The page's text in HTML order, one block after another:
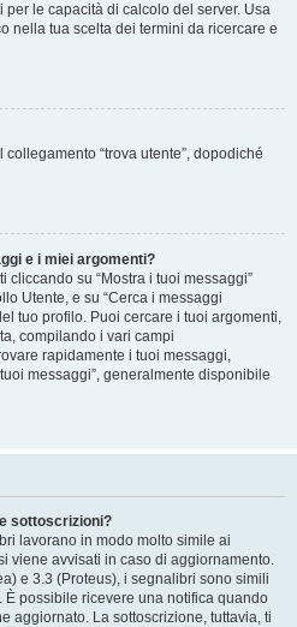
per le capacità di calcolo del server. Usa
nella tua scelta dei termini da ricercare e
“trova utente”, dopodiché
e i miei argomenti?
cliccando su “Mostra i tuoi messaggi”
Utente, e su “Cerca i messaggi
tuo profilo. Puoi cercare i tuoi argomenti,
compilando i vari campi
rapidamente i tuoi messaggi,
messaggi”, generalmente disponibile
sottoscrizioni?
lavorano in modo molto simile ai
viene avvisati in caso di aggiornamento.
e 3.3 (Proteus), i segnalibri sono simili
possibile ricevere una notifica quando
aggiornato. La sottoscrizione, tuttavia, ti